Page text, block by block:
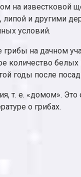
на известковой
и другими
условий.
на дачном
количество
годы после
т. е. «домом». Это
о грибах.